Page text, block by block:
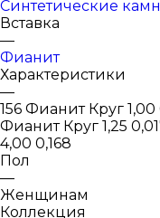
Синтетические
Вставка
—
Фианит
Характеристики
—
156 Фианит Круг 1,00
Фианит Круг 1,25
4,00 0,168
Пол
—
Женщинам
Коллекция